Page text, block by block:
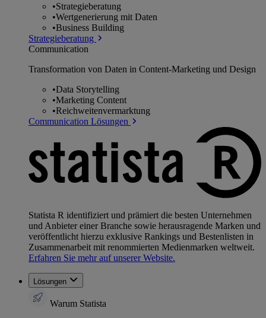
•Strategieberatung
•Wertgenerierung mit Daten
•Business Building
Strategieberatung
Communication
Transformation von Daten in Content-Marketing und Design
•Data Storytelling
•Marketing Content
•Reichweitenvermarktung
Communication Lösungen
Statista R identifiziert und prämiert die besten Unternehmen
und Anbieter einer Branche sowie herausragende Marken und
veröffentlicht hierzu exklusive Rankings und Bestenlisten in
Zusammenarbeit mit renommierten Medienmarken weltweit.
Erfahren Sie mehr auf unserer Website.
Lösungen
Warum Statista